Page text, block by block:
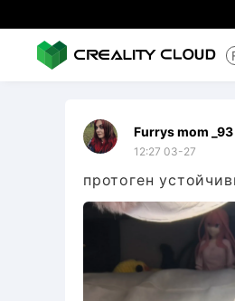
Furrys mom _93
12:27 03-27
протоген